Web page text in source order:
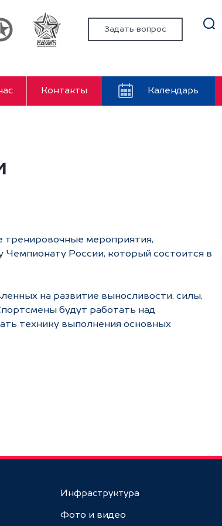
Задать вопрос
Контакты Календарь
мероприятия,
России, который состоится в
на развитие выносливости, силы,
будут работать над
технику выполнения основных
Инфраструктура
Фото и видео